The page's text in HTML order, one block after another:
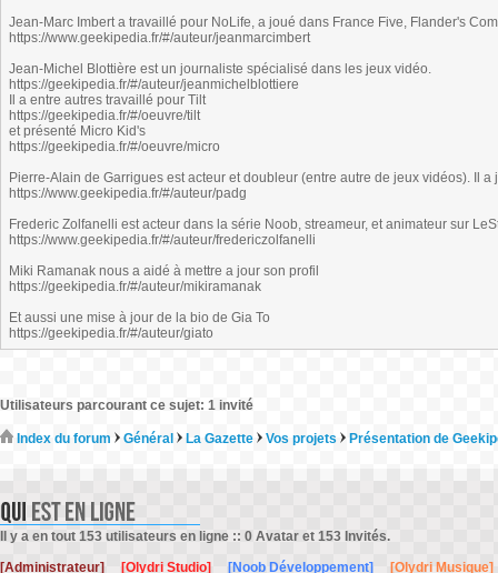
Jean-Marc Imbert a travaillé pour NoLife, a joué dans France Five, Flander's
https://www.geekipedia.fr/#/auteur/jeanmarcimbert
Jean-Michel Blottière est un journaliste spécialisé dans les jeux vidéo.
https://geekipedia.fr/#/auteur/jeanmichelblottiere
Il a entre autres travaillé pour Tilt
https://geekipedia.fr/#/oeuvre/tilt
et présenté Micro Kid's
https://geekipedia.fr/#/oeuvre/micro
Pierre-Alain de Garrigues est acteur et doubleur (entre autre de jeux vidéos). Il
https://www.geekipedia.fr/#/auteur/padg
Frederic Zolfanelli est acteur dans la série Noob, streameur, et animateur sur
https://www.geekipedia.fr/#/auteur/fredericzolfanelli
Miki Ramanak nous a aidé à mettre a jour son profil
https://geekipedia.fr/#/auteur/mikiramanak
Et aussi une mise à jour de la bio de Gia To
https://geekipedia.fr/#/auteur/giato
Utilisateurs parcourant ce sujet: 1 invité
Index du forum Général La Gazette Vos projets Présentation de
Il y a en tout 153 utilisateurs en ligne :: 0 Avatar et 153 Invités.
[Administrateur]
[Olydri Studio] [Noob Développement] [Olydri Musique]